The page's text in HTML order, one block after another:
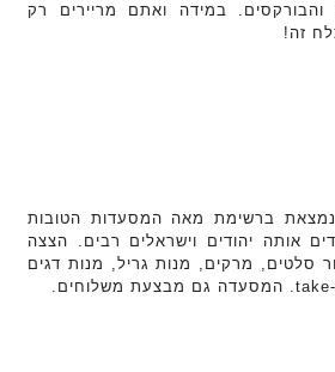
והבורקסים. במידה ואתם מריירים רק
זה!
נמצאת ברשימת מאה המסעדות הטובות
אותה יהודים וישראלים רבים. הצצה
סלטים, מרקים, מנות גריל, מנות דגים